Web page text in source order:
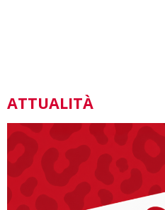
ATTUALITÀ